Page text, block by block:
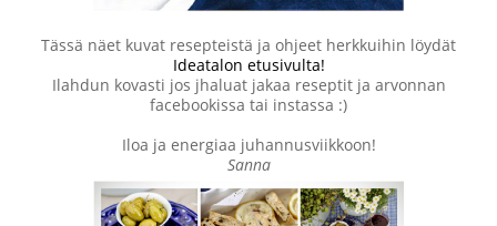
Tässä näet kuvat resepteistä ja ohjeet herkkuihin löydät
Ideatalon etusivulta!
Ilahdun kovasti jos jhaluat jakaa reseptit ja arvonnan
facebookissa tai instassa :)
Iloa ja energiaa juhannusviikkoon!
Sanna